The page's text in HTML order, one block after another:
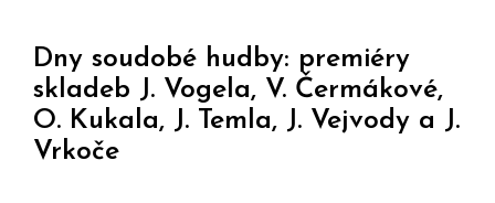
Dny soudobé hudby: premiéry
skladeb J. Vogela, V. Čermákové,
O. Kukala, J. Temla, J. Vejvody a J.
Vrkoče